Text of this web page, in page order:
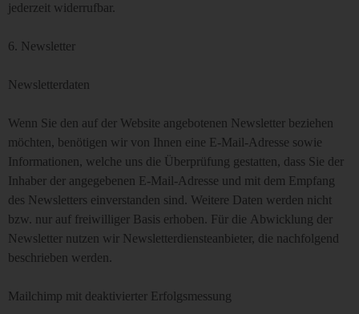
jederzeit widerrufbar.
6. Newsletter
Newsletter­daten
Wenn Sie den auf der Website angebotenen Newsletter beziehen
möchten, benötigen wir von Ihnen eine E-Mail-Adresse sowie
Informationen, welche uns die Überprüfung gestatten, dass Sie der
Inhaber der angegebenen E-Mail-Adresse und mit dem Empfang
des Newsletters einverstanden sind. Weitere Daten werden nicht
bzw. nur auf freiwilliger Basis erhoben. Für die Abwicklung der
Newsletter nutzen wir Newsletterdiensteanbieter, die nachfolgend
beschrieben werden.
Mailchimp mit deaktivierter Erfolgsmessung